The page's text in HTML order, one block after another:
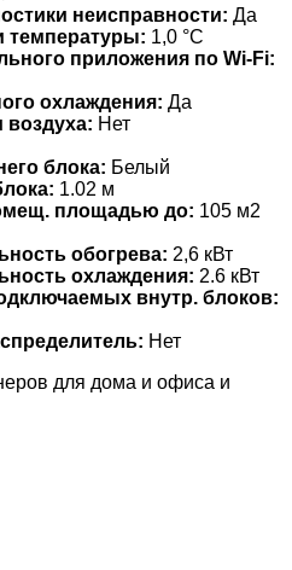
неисправности: Да
температуры: 1,0 °С
приложения по Wi-Fi:
охлаждения: Да
воздуха: Нет
блока: Белый
1.02 м
площадью до: 105 м2
обогрева: 2,6 кВт
охлаждения: 2.6 кВт
внутр. блоков:
Нет
для дома и офиса и